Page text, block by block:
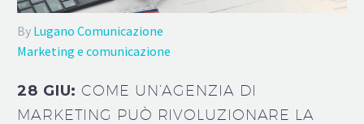
By Lugano Comunicazione
Marketing e comunicazione
28 GIU:COME UN’AGENZIA DI
MARKETING PUÒ RIVOLUZIONARE LA